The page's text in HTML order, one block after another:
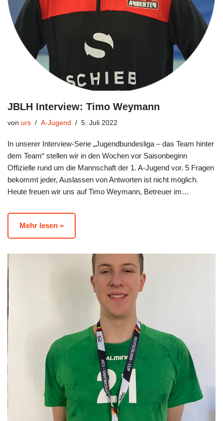
JBLH Interview: Timo Weymann
von urs A-Jugend 5. Juli 2022
In unserer Interview-Serie „Jugendbundesliga – das Team hinter
dem Team“ stellen wir in den Wochen vor Saisonbeginn
Offizielle rund um die Mannschaft der 1. A-Jugend vor. 5 Fragen
bekommt jeder, Auslassen von Antworten ist nicht möglich.
Heute freuen wir uns auf Timo Weymann, Betreuer im…
Mehr lesen »